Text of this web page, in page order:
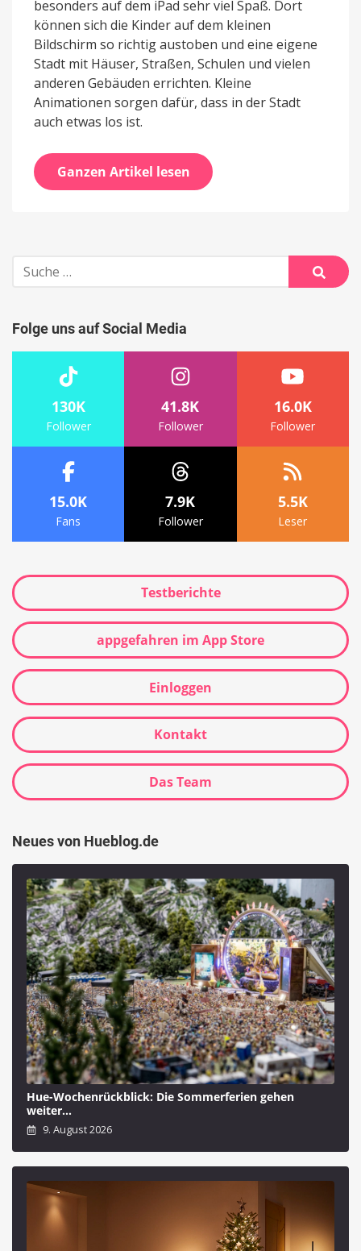
besonders auf dem iPad sehr viel Spaß. Dort
können sich die Kinder auf dem kleinen
Bildschirm so richtig austoben und eine eigene
Stadt mit Häuser, Straßen, Schulen und vielen
anderen Gebäuden errichten. Kleine
Animationen sorgen dafür, dass in der Stadt
auch etwas los ist.
Ganzen Artikel lesen
Suche
nach:
Suche
Folge uns auf Social Media
130K
Follower
41.8K
Follower
16.0K
Follower
15.0K
Fans
7.9K
Follower
5.5K
Leser
Testberichte
appgefahren im App Store
Einloggen
Kontakt
Das Team
Neues von Hueblog.de
Hue-Wochenrückblick: Die Sommerferien gehen
weiter…
9. August 2026